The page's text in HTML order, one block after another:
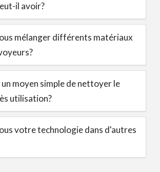
il avoir?
mélanger différents matériaux
moyen simple de nettoyer le
utilisation?
votre technologie dans d'autres